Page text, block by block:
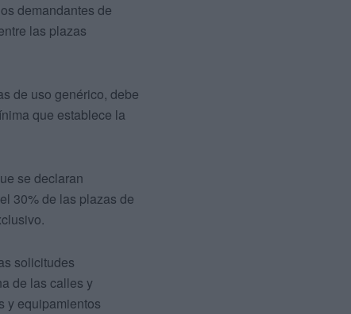
demandantes de
las plazas
de uso genérico, debe
que establece la
se declaran
30% de las plazas de
solicitudes
de las calles y
y equipamientos